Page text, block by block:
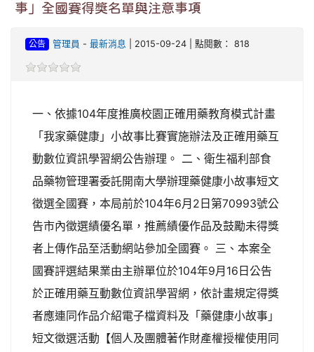
事」全國賽得獎名單與注意事項
公告 管理員 - 最新消息 | 2015-09-24 | 點閱數： 818
一、依據104年度推廣校園正確用藥教育模式計畫
「我家藥健康」小故事比賽實施辦法及正確用藥互
動數位資訊學習網公告辦理。 二、衛生福利部食
品藥物管理署委託開南大學辦理藥健康小故事短文
徵選全國賽，本局前於104年6月2日第70993號公
告市內徵選績優名單，推薦績優作品及鼓勵未得獎
者上傳作品至活動網站參加全國賽。 三、本案全
國賽評選結果業由主辦單位於104年9月16日公告
於正確用藥互動數位資訊學習網，依計畫規定得獎
者應連同作品介紹電子檔資料及「藥健康小故事」
短文徵選活動【個人及團體著作財產權授權使用同